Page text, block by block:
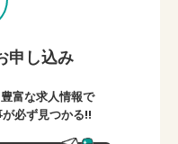
申し込み
豊富な求人情報で
必ず見つかる!!